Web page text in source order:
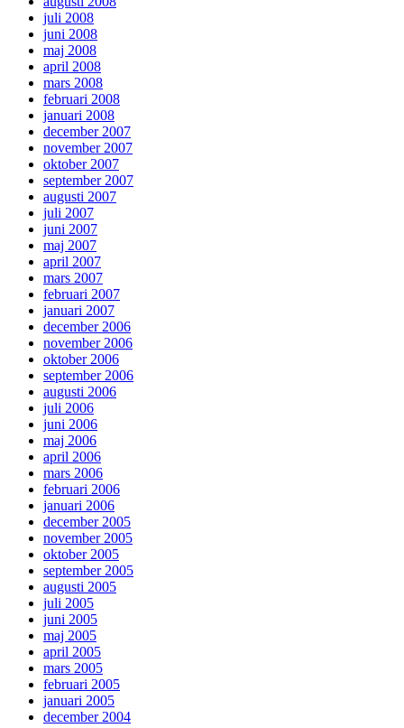
juli 2008
juni 2008
maj 2008
april 2008
mars 2008
februari 2008
januari 2008
december 2007
november 2007
oktober 2007
september 2007
augusti 2007
juli 2007
juni 2007
maj 2007
april 2007
mars 2007
februari 2007
januari 2007
december 2006
november 2006
oktober 2006
september 2006
augusti 2006
juli 2006
juni 2006
maj 2006
april 2006
mars 2006
februari 2006
januari 2006
december 2005
november 2005
oktober 2005
september 2005
augusti 2005
juli 2005
juni 2005
maj 2005
april 2005
mars 2005
februari 2005
januari 2005
december 2004